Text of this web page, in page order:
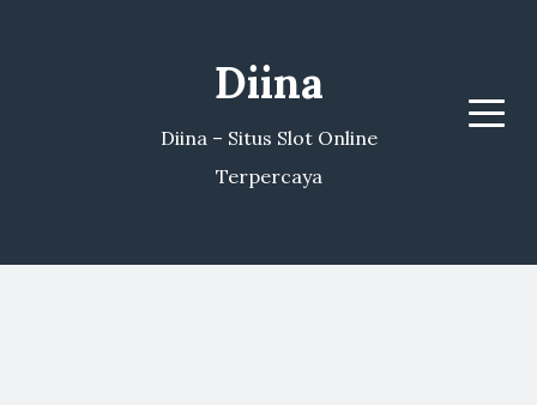
Diina
Diina – Situs Slot Online
Terpercaya
Menu